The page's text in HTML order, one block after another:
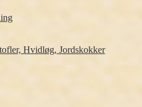
Hvidløg, Jordskokker